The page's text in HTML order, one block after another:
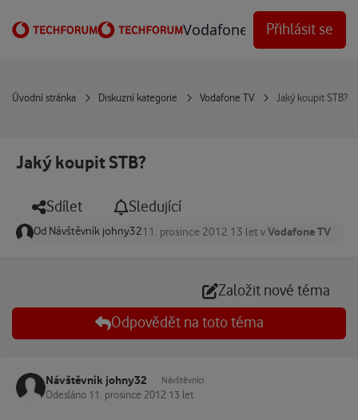
Vodafone Techforum
Přihlásit se
Úvodní stránka Diskuzní kategorie Vodafone TV Jaký koupit STB?
Jaký koupit STB?
Sdílet Sledující
Od Návštěvník johny3211. prosince 2012 13 let vVodafone TV
Založit nové téma
Odpovědět na toto téma
Návštěvník johny32 Návštěvníci
Odesláno 11. prosince 2012 13 let